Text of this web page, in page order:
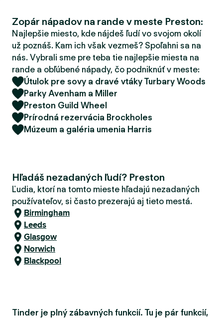
d
e
r
Zopár nápadov na rande v meste Preston:
Najlepšie miesto, kde nájdeš ľudí vo svojom okolí
už poznáš. Kam ich však vezmeš? Spoľahni sa na
nás. Vybrali sme pre teba tie najlepšie miesta na
rande a obľúbené nápady, čo podniknúť v meste:
Útulok pre sovy a dravé vtáky Turbary Woods
Parky Avenham a Miller
Preston Guild Wheel
Prírodná rezervácia Brockholes
Múzeum a galéria umenia Harris
Hľadáš nezadaných ľudí? Preston
Ľudia, ktorí na tomto mieste hľadajú nezadaných
používateľov, si často prezerajú aj tieto mestá.
Birmingham
Leeds
Glasgow
Norwich
Blackpool
Tinder je plný zábavných funkcií. Tu je pár funkcií,